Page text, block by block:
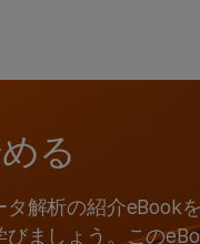
る
解析の紹介eBook
ましょう。この